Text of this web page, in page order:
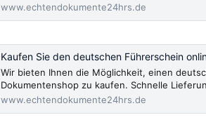
www.echtendokumente24hrs.de
Kaufen Sie den deutschen Führerschein
Wir bieten Ihnen die Möglichkeit, einen
Dokumentenshop zu kaufen. Schnelle
www.echtendokumente24hrs.de